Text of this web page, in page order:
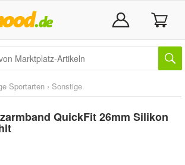
Sportarten › Sonstige
QuickFit 26mm Silikon